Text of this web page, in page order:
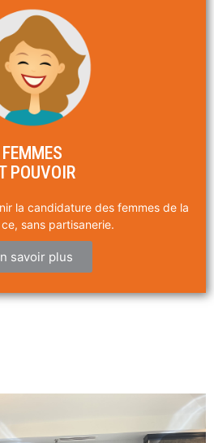
FEMMES
POUVOIR
la candidature des femmes de la
sans partisanerie.
savoir plus